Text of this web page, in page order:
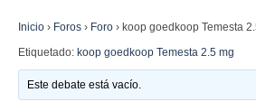
Inicio › Foros › Foro › koop goedkoop Temesta
Etiquetado: koop goedkoop Temesta 2.5 mg
Este debate está vacío.